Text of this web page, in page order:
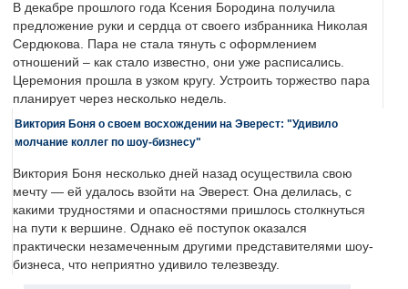
В декабре прошлого года Ксения Бородина получила
предложение руки и сердца от своего избранника Николая
Сердюкова. Пара не стала тянуть с оформлением
отношений – как стало известно, они уже расписались.
Церемония прошла в узком кругу. Устроить торжество пара
планирует через несколько недель.
Виктория Боня о своем восхождении на Эверест: "Удивило
молчание коллег по шоу-бизнесу"
Виктория Боня несколько дней назад осуществила свою
мечту — ей удалось взойти на Эверест. Она делилась, с
какими трудностями и опасностями пришлось столкнуться
на пути к вершине. Однако её поступок оказался
практически незамеченным другими представителями шоу-
бизнеса, что неприятно удивило телезвезду.